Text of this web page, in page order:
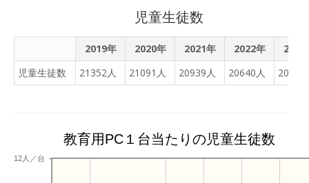
児童生徒数
2019年 2020年 2021年 2022年
2023
児童生徒数
21352人 21091人 20939人 20640人 20201
教育用PC１台当たりの児童生徒数
12人／台